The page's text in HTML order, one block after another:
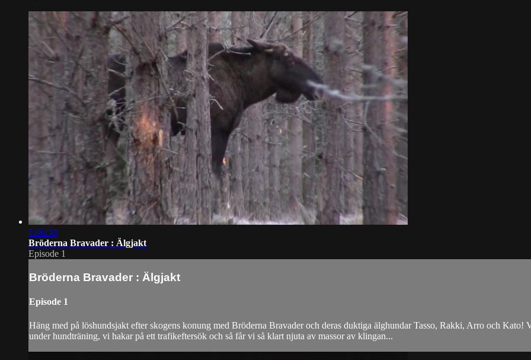
1:06:30
Bröderna Bravader : Älgjakt
Episode 1
Bröderna Bravader : Älgjakt
Episode 1
Häng med på löshundsjakt efter skogens konung med Bröderna Bravader och deras duktiga älghundar Tasso, Rakki, Arro och
under hundträning, vi hakar på ett trafikeftersök och så får vi så klart njuta av massor av klingan...